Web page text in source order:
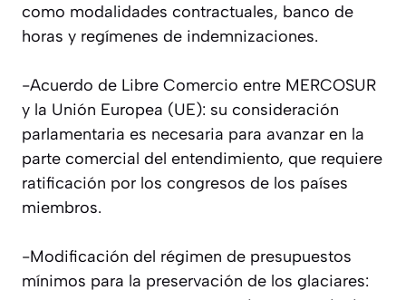
como modalidades contractuales, banco de
horas y regímenes de indemnizaciones.
-Acuerdo de Libre Comercio entre MERCOSUR
y la Unión Europea (UE): su consideración
parlamentaria es necesaria para avanzar en la
parte comercial del entendimiento, que requiere
ratificación por los congresos de los países
miembros.
-Modificación del régimen de presupuestos
mínimos para la preservación de los glaciares: